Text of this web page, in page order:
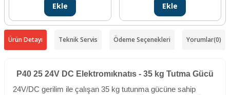
Ekle Ekle
Ürün Detayı Teknik Servis Ödeme Seçenekleri Yorumlar(0)
P40 25 24V DC Elektromıknatıs - 35 kg Tutma Gücü
24V/DC gerilim ile çalışan 35 kg tutunma gücüne sahip